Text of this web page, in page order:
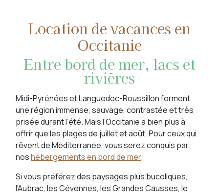
Location de vacances en
Occitanie
Entre bord de mer, lacs et
rivières
Midi-Pyrénées et Languedoc-Roussillon forment
une région immense, sauvage, contrastée et très
prisée durant l’été. Mais l’Occitanie a bien plus à
offrir que les plages de juillet et août. Pour ceux qui
rêvent de Méditerranée, vous serez conquis par
noshébergements en bord de mer.
Si vous préférez des paysages plus bucoliques,
l'Aubrac, les Cévennes, les Grandes Causses, le